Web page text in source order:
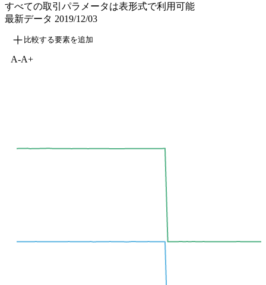
すべての取引パラメータは表形式で利用可能
最新データ 2019/12/03
比較する要素を追加